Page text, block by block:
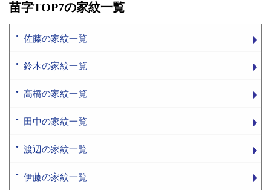
苗字TOP7の家紋一覧
佐藤の家紋一覧
鈴木の家紋一覧
高橋の家紋一覧
田中の家紋一覧
渡辺の家紋一覧
伊藤の家紋一覧